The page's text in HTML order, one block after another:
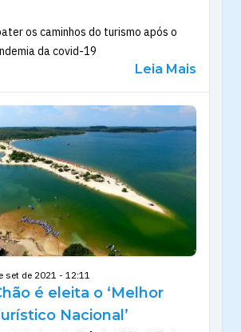
os caminhos do turismo após o
da covid-19
Leia Mais
set de 2021 - 12:11
é eleita o ‘Melhor
Nacional’